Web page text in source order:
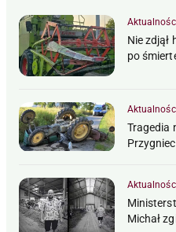
Nie zdjął
po
Tragedia
Michał